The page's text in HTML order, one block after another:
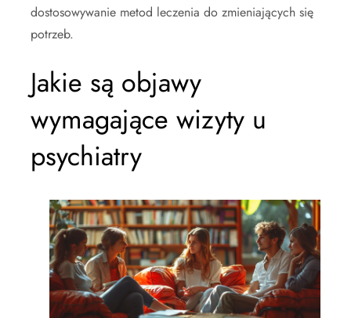
dostosowywanie metod leczenia do zmieniających się
potrzeb.
Jakie są objawy
wymagające wizyty u
psychiatry